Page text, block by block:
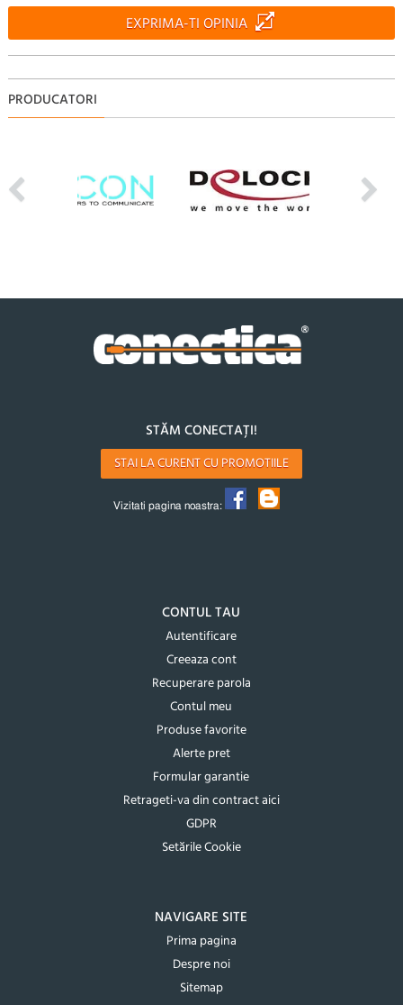
EXPRIMA-TI OPINIA
PRODUCATORI
STĂM CONECTAȚI!
STAI LA CURENT CU PROMOTIILE
Vizitati pagina noastra:
CONTUL TAU
Autentificare
Creeaza cont
Recuperare parola
Contul meu
Produse favorite
Alerte pret
Formular garantie
Retrageti-va din contract aici
GDPR
Setările Cookie
NAVIGARE SITE
Prima pagina
Despre noi
Sitemap